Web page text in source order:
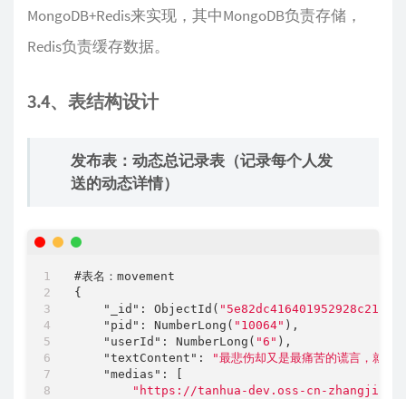
MongoDB+Redis来实现，其中MongoDB负责存储，
Redis负责缓存数据。
3.4、表结构设计
发布表：动态总记录表（记录每个人发
送的动态详情）
#表名：movement
{
"_id" : ObjectId(
"pid" : NumberLong( "10064" ),
"userId" : NumberLong( "6" ),
"textContent" :
"最悲伤却又是最痛苦的谎言，就是
"medias" : [
"https://tanhua-dev.oss-cn-